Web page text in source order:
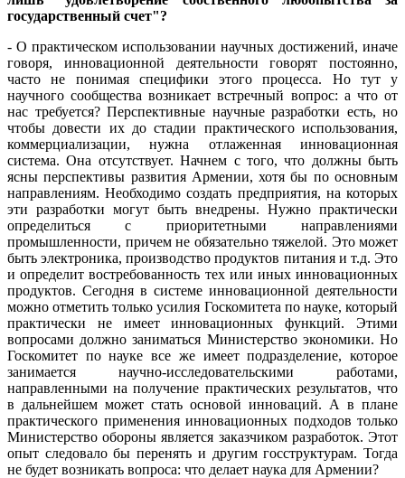
государственный счет"?
- О практическом использовании научных достижений, иначе
говоря, инновационной деятельности говорят постоянно,
часто не понимая специфики этого процесса. Но тут у
научного сообщества возникает встречный вопрос: а что от
нас требуется? Перспективные научные разработки есть, но
чтобы довести их до стадии практического использования,
коммерциализации, нужна отлаженная инновационная
система. Она отсутствует. Начнем с того, что должны быть
ясны перспективы развития Армении, хотя бы по основным
направлениям. Необходимо создать предприятия, на которых
эти разработки могут быть внедрены. Нужно практически
определиться с приоритетными направлениями
промышленности, причем не обязательно тяжелой. Это может
быть электроника, производство продуктов питания и т.д. Это
и определит востребованность тех или иных инновационных
продуктов. Сегодня в системе инновационной деятельности
можно отметить только усилия Госкомитета по науке, который
практически не имеет инновационных функций. Этими
вопросами должно заниматься Министерство экономики. Но
Госкомитет по науке все же имеет подразделение, которое
занимается научно-исследовательскими работами,
направленными на получение практических результатов, что
в дальнейшем может стать основой инноваций. А в плане
практического применения инновационных подходов только
Министерство обороны является заказчиком разработок. Этот
опыт следовало бы перенять и другим госструктурам. Тогда
не будет возникать вопроса: что делает наука для Армении?